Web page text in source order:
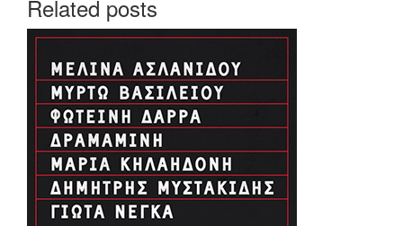
Related posts